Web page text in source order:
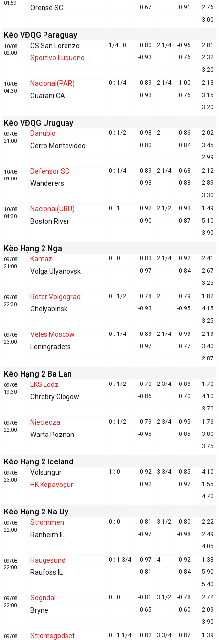
01:59
Orense SC
0.67
0.91
2.76
3.00
Kèo VĐQG Paraguay
10/08
02:00
CS San Lorenzo
Sportivo Luqueno
1/4 : 0
0.80
-0.93
2 1/4
-0.96
0.76
2.81
2.32
3.20
10/08
04:30
Nacional(PAR)
Guarani CA
0 : 1/4
0.89
0.93
2 1/4
1.00
0.76
2.13
3.15
3.20
Kèo VĐQG Uruguay
09/08
21:00
Danubio
Cerro Montevideo
0 : 1/2
-0.98
0.80
2
0.86
0.84
2.02
3.45
2.99
10/08
01:00
Defensor SC
Wanderers
0 : 1/4
0.89
0.93
2 1/4
0.68
-0.88
2.12
2.89
3.30
10/08
04:30
Nacional(URU)
Boston River
0 : 1
0.92
0.90
2 1/2
0.93
0.87
1.49
5.10
3.90
Kèo Hạng 2 Nga
09/08
21:00
Kamaz
Volga Ulyanovsk
0 : 0
0.83
-0.97
2 1/4
0.92
0.84
2.41
2.67
3.25
09/08
22:30
Rotor Volgograd
Chelyabinsk
0 : 1/2
0.78
-0.93
2
0.79
-0.95
1.82
4.15
3.25
09/08
23:00
Veles Moscow
Leningradets
0 : 1/4
0.89
0.97
2 1/4
0.99
0.77
2.19
3.40
2.87
Kèo Hạng 2 Ba Lan
09/08
19:30
LKS Lodz
Chrobry Glogow
0 : 1/2
0.70
-0.86
2 3/4
-0.88
0.70
1.70
4.10
3.70
09/08
22:00
Nieciecza
Warta Poznan
0 : 1/2
0.79
-0.95
2 3/4
0.95
0.85
1.76
3.80
3.75
Kèo Hạng 2 Iceland
09/08
23:00
Volsungur
HK Kopavogur
1 : 0
0.92
0.92
3 3/4
0.85
0.97
4.10
1.55
4.70
Kèo Hạng 2 Na Uy
09/08
22:00
Strommen
Ranheim IL
0 : 0
0.81
-0.97
3 1/2
0.80
-0.98
2.22
2.49
4.05
09/08
22:00
Haugesund
Raufoss IL
0 : 1 3/4
-0.97
0.81
4
0.92
0.84
1.33
5.90
5.40
09/08
22:00
Sogndal
Bryne
0 : 0
-0.81
0.65
3 1/2
-0.78
0.60
2.74
2.09
3.90
09/08
Stromsgodset
0 : 1 1/4
0.82
3 3/4
0.87
1.39